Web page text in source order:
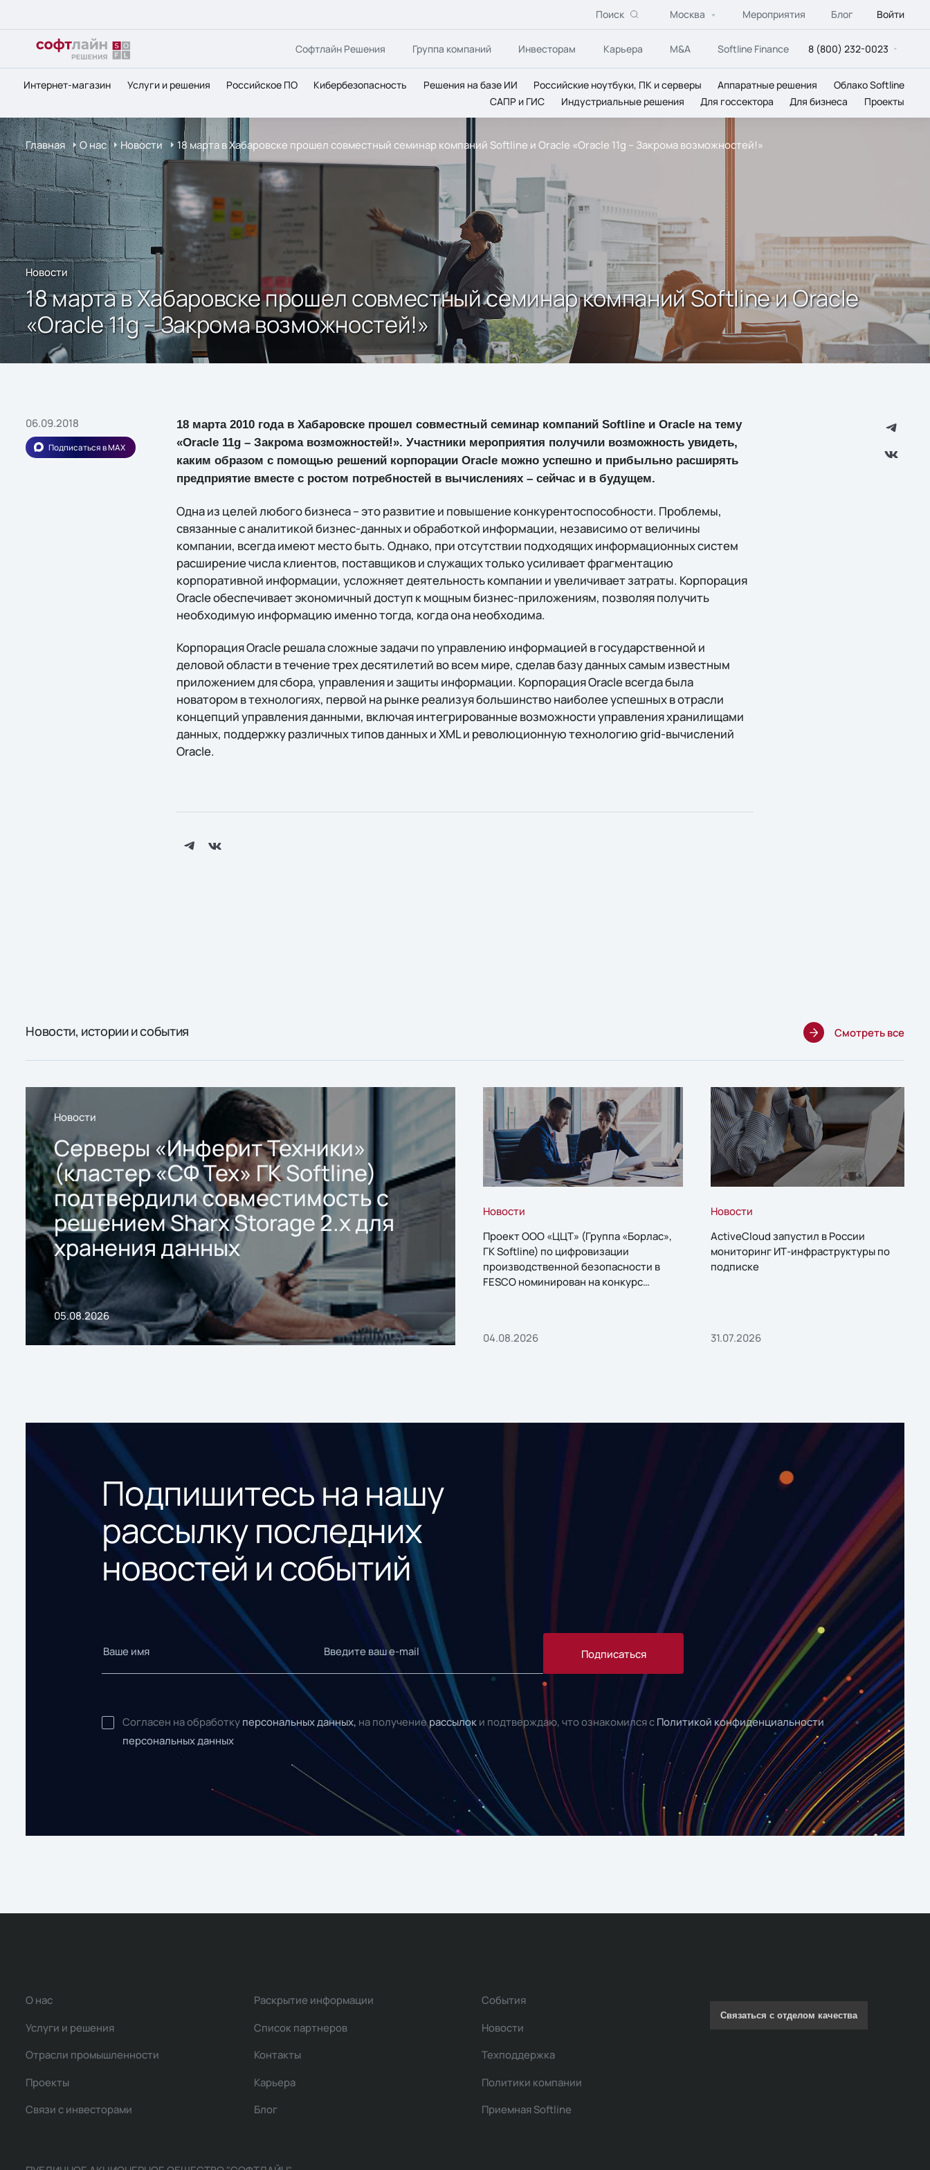
Поиск Москва Мероприятия Блог Войти
Софтлайн Решения Группа компаний Инвесторам Карьера M&A Softline Finance 8 (800) 232-0023
Интернет-магазин Услуги и решения Российское ПО Кибербезопасность Решения на базе ИИ Российские ноутбуки, ПК и серверы Аппаратные решения
Облако Softline
САПР и ГИС
Индустриальные решения Для госсектора Для бизнеса Проекты
Главная О нас Новости 18 марта в Хабаровске прошел совместный семинар компаний Softline и Oracle «Oracle 11g – Закрома возможностей!»
Новости
18 марта в Хабаровске прошел совместный семинар компаний Softline и Oracle
«Oracle 11g – Закрома возможностей!»
06.09.2018
Подписаться в MAX
18 марта 2010 года в Хабаровске прошел совместный семинар компаний Softline и Oracle на тему
«Oracle 11g – Закрома возможностей!». Участники мероприятия получили возможность увидеть,
каким образом с помощью решений корпорации Oracle можно успешно и прибыльно расширять
предприятие вместе с ростом потребностей в вычислениях – сейчас и в будущем.
Одна из целей любого бизнеса – это развитие и повышение конкурентоспособности. Проблемы,
связанные с аналитикой бизнес-данных и обработкой информации, независимо от величины
компании, всегда имеют место быть. Однако, при отсутствии подходящих информационных систем
расширение числа клиентов, поставщиков и служащих только усиливает фрагментацию
корпоративной информации, усложняет деятельность компании и увеличивает затраты. Корпорация
Oracle обеспечивает экономичный доступ к мощным бизнес-приложениям, позволяя получить
необходимую информацию именно тогда, когда она необходима.
Корпорация Oracle решала сложные задачи по управлению информацией в государственной и
деловой области в течение трех десятилетий во всем мире, сделав базу данных самым известным
приложением для сбора, управления и защиты информации. Корпорация Oracle всегда была
новатором в технологиях, первой на рынке реализуя большинство наиболее успешных в отрасли
концепций управления данными, включая интегрированные возможности управления хранилищами
данных, поддержку различных типов данных и XML и революционную технологию grid-вычислений
Oracle.
Новости, истории и события Смотреть все
Новости
Серверы «Инферит Техники»
(кластер «СФ Тех» ГК Softline)
подтвердили совместимость с
решением Sharx Storage 2.x для
хранения данных
05.08.2026
Новости
Проект ООО «ЦЦТ» (Группа «Борлас»,
ГК Softline) по цифровизации
производственной безопасности в
FESCO номинирован на конкурс
04.08.2026
Новости
ActiveCloud запустил в России
мониторинг ИТ-инфраструктуры по
подписке
31.07.2026
Подпишитесь на нашу
рассылку последних
новостей и событий
Подписаться
Согласен на обработку персональных данных, на получениерассылок и подтверждаю, что ознакомился с Политикой конфиденциальности
персональных данных
О нас
Услуги и решения
Отрасли промышленности
Проекты
Связи с инвесторами
Раскрытие информации
Список партнеров
Контакты
Карьера
Блог
События
Новости
Техподдержка
Политики компании
Приемная Softline
Связаться с отделом качества